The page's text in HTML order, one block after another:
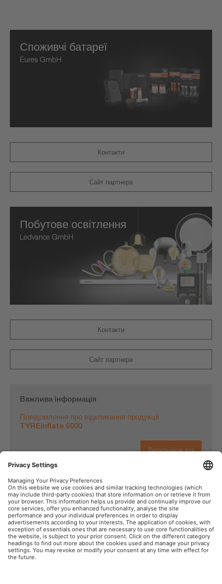
Споживчі батареї
Eures GmbH
Контакти
Сайт партнера
Побутове освітлення
Ledvance GmbH
Контакти
Сайт партнера
Важлива інформація
Повідомлення про відкликання продукції
TYREinflate 6000
Детальніше тут
OSRAM у соціальних мережах
Товарний знак
Умови використання сайту